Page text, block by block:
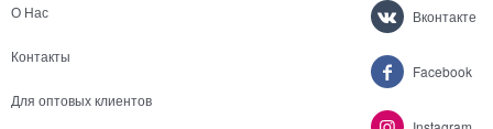
О Нас
Контакты
Для оптовых клиентов
Вконтакте
Facebook